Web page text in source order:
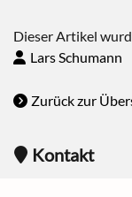
Dieser Artikel
Lars Schumann
Zurück zur
Kontakt